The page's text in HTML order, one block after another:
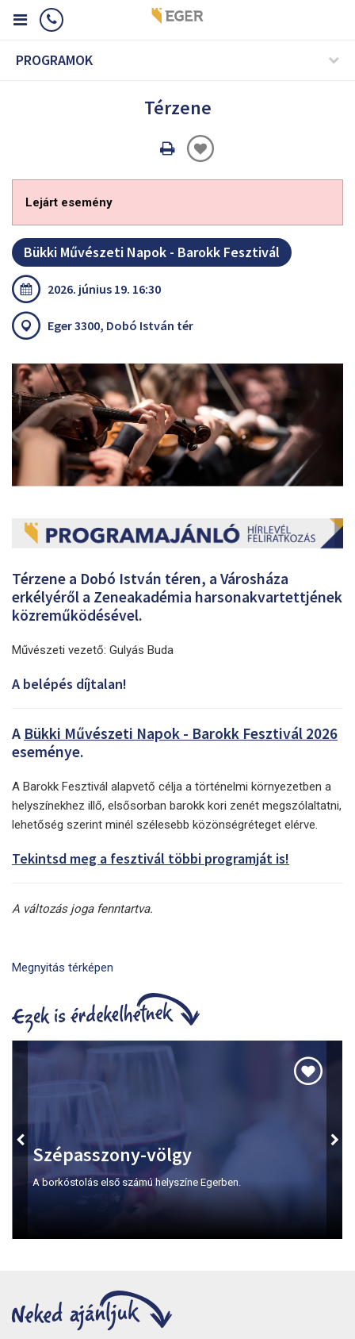
PROGRAMOK
Térzene
Oldal
Lejárt esemény
Bükki Művészeti Napok - Barokk Fesztivál
2026. június 19. 16:30
Eger 3300, Dobó István tér
Térzene a Dobó István téren, a Városháza
erkélyéről a Zeneakadémia harsonakvartettjének
közreműködésével.
Művészeti vezető: Gulyás Buda
A belépés díjtalan!
A Bükki Művészeti Napok - Barokk Fesztivál 2026
eseménye.
A Barokk Fesztivál alapvető célja a történelmi környezetben a
helyszínekhez illő, elsősorban barokk kori zenét megszólaltatni,
lehetőség szerint minél szélesebb közönségréteget elérve.
Tekintsd meg a fesztivál többi programját is!
A változás joga fenntartva.
Megnyitás térképen
Szépasszony-völgy
A borkóstolás első számú helyszíne Egerben.